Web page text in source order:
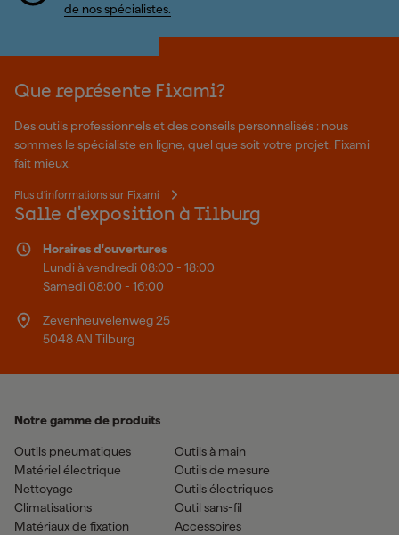
de nos spécialistes.
Que représente Fixami?
Des outils professionnels et des conseils personnalisés : nous
sommes le spécialiste en ligne, quel que soit votre projet. Fixami
fait mieux.
Plus d'informations sur Fixami
Salle d'exposition à Tilburg
Horaires d'ouvertures
Lundi à vendredi 08:00 - 18:00
Samedi 08:00 - 16:00
Zevenheuvelenweg 25
5048 AN Tilburg
Notre gamme de produits
Outils pneumatiques
Matériel électrique
Nettoyage
Climatisations
Matériaux de fixation
Outils à main
Outils de mesure
Outils électriques
Outil sans-fil
Accessoires